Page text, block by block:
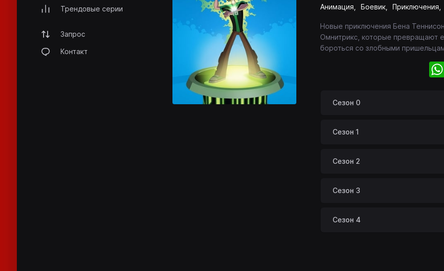
Трендовые серии
Запрос
Контакт
Анимация Боевик Приключения
Новые приключения Бена
Омнитрикс, которые превращают
бороться со злобными
Сезон 0
Сезон 1
Сезон 2
Сезон 3
Сезон 4